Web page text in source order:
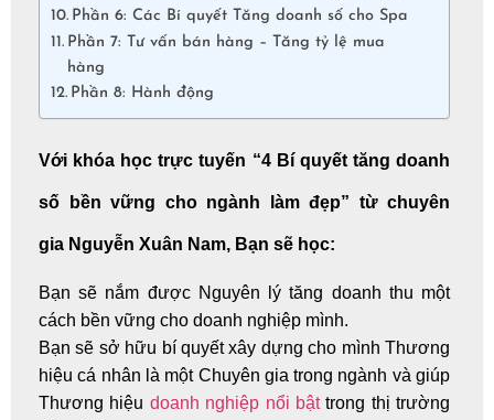
Phần 6: Các Bí quyết Tăng doanh số cho Spa
Phần 7: Tư vấn bán hàng – Tăng tỷ lệ mua
hàng
Phần 8: Hành động
Với khóa học trực tuyến “4 Bí quyết tăng doanh
số bền vững cho ngành làm đẹp” từ chuyên
gia Nguyễn Xuân Nam, Bạn sẽ học:
Bạn sẽ nắm được Nguyên lý tăng doanh thu một
cách bền vững cho doanh nghiệp mình.
Bạn sẽ sở hữu bí quyết xây dựng cho mình Thương
hiệu cá nhân là một Chuyên gia trong ngành và giúp
Thương hiệu doanh nghiệp nổi bậttrong thị trường